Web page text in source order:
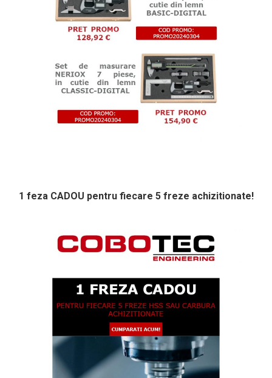
1 feza CADOU pentru fiecare 5 freze achizitionate!